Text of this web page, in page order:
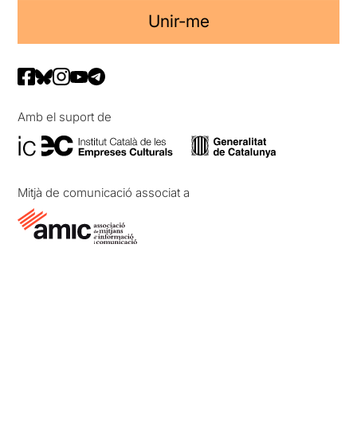
Unir-me
Amb el suport de
Mitjà de comunicació associat a